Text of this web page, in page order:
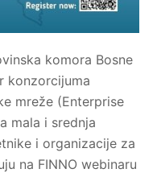
komora Bosne
konzorcijuma
mreže (Enterprise
mala i srednja
i organizacije za
na FINNO webinaru